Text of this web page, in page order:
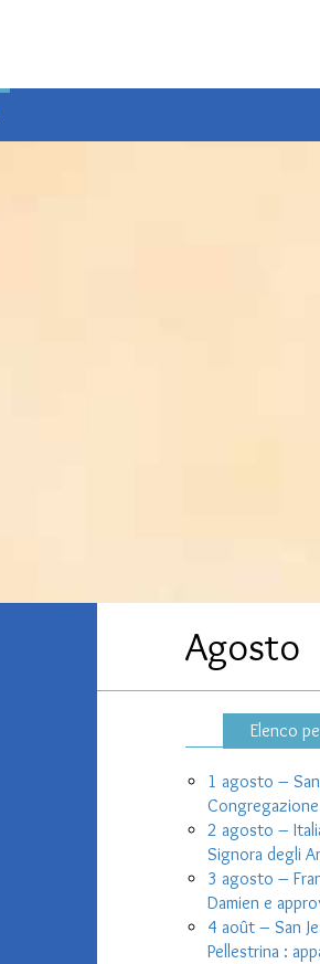
Agosto
Elenco
1 agosto –
2 agosto –
Signora degli
3 agosto –
Damien e
4 août – San
Pellestrina :